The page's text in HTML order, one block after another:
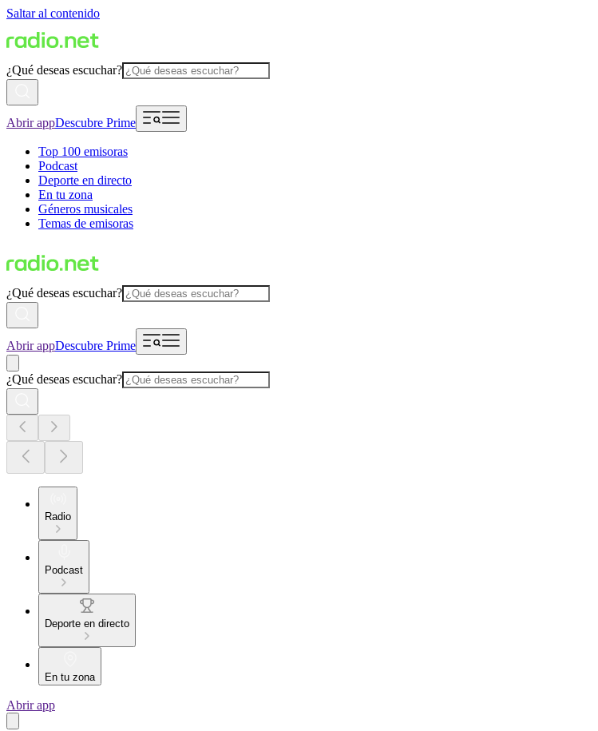
Saltar al contenido
¿Qué deseas escuchar?
Abrir appDescubre Prime
Top 100 emisoras
Podcast
Deporte en directo
En tu zona
Géneros musicales
Temas de emisoras
¿Qué deseas escuchar?
Abrir appDescubre Prime
¿Qué deseas escuchar?
Radio
Podcast
Deporte en directo
En tu zona
Abrir app